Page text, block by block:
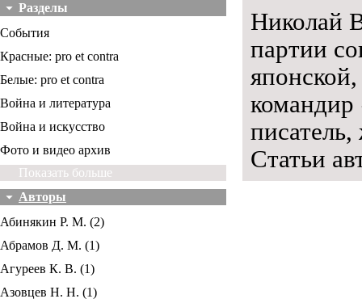
Разделы
События
Красные: pro et contra
Белые: pro et contra
Война и литература
Война и искусство
Фото и видео архив
Показать больше
Авторы
Абинякин Р. М. (2)
Абрамов Д. М. (1)
Агуреев К. В. (1)
Азовцев Н. Н. (1)
Николай
партии
командир
Статьи